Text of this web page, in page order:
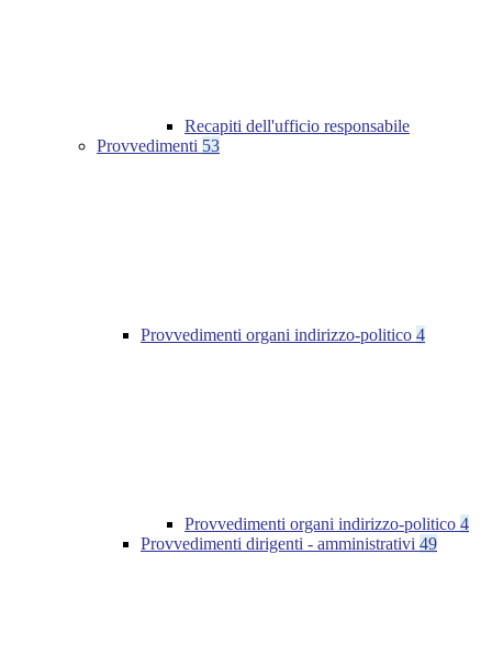
Recapiti dell'ufficio responsabile
Provvedimenti 53
Provvedimenti organi indirizzo-politico 4
Provvedimenti organi indirizzo-politico 4
Provvedimenti dirigenti - amministrativi 49